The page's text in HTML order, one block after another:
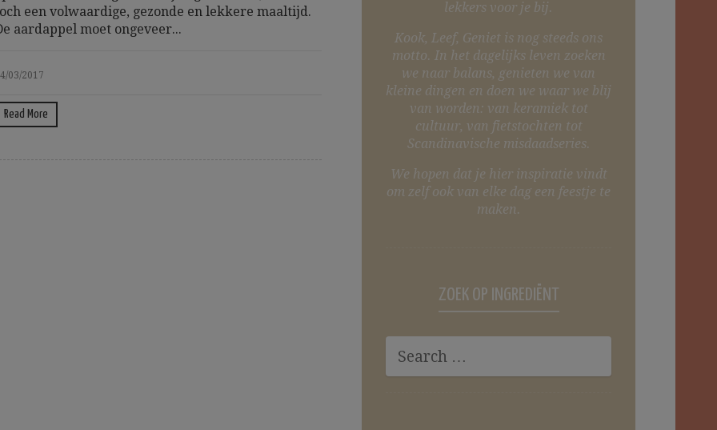
een volwaardige, gezonde en lekkere maaltijd.
aardappel moet ongeveer...
03/2017
Read More
lekkers voor je bij.
Kook, Leef, Geniet is nog steeds ons
motto. In het dagelijks leven zoeken
we naar balans, genieten we van
kleine dingen en doen we waar we blij
van worden: van keramiek tot
cultuur, van fietstochten tot
Scandinavische misdaadseries.
We hopen dat je hier inspiratie vindt
om zelf ook van elke dag een feestje te
maken.
ZOEK OP INGREDIËNT